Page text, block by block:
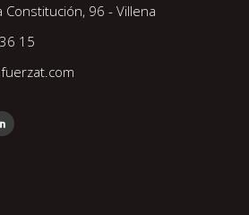
Constitución, 96 - Villena
15